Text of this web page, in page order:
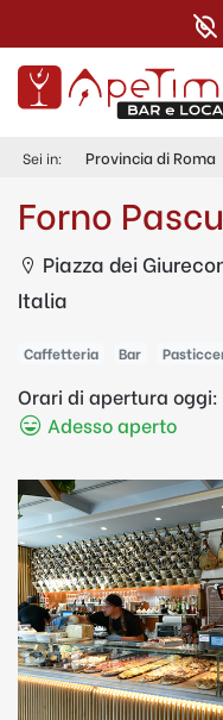
Sei in: Provincia di Roma
Forno
Piazza dei
Italia
Caffetteria Bar
Orari di apertura oggi:
Adesso aperto